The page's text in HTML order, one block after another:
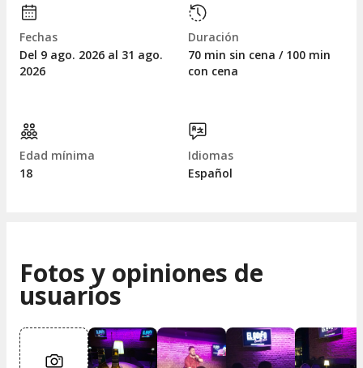
Fechas
Del 9 ago. 2026 al 31 ago.
2026
Duración
70 min sin cena / 100 min
con cena
Edad mínima
18
Idiomas
Español
Fotos y opiniones de
usuarios